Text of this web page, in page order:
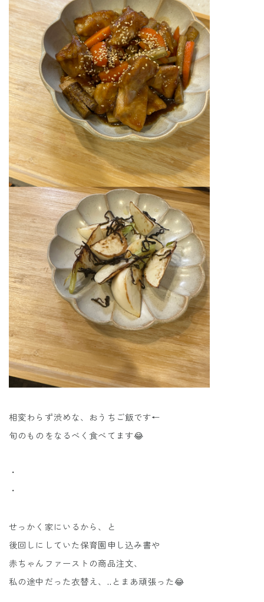
相変わらず渋めな、おうちご飯です←
旬のものをなるべく食べてます😂
・
・
せっかく家にいるから、と
後回しにしていた保育園申し込み書や
赤ちゃんファーストの商品注文、
私の途中だった衣替え、..とまあ頑張った😂